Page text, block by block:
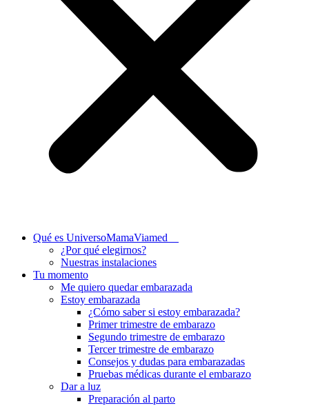
Qué es UniversoMamaViamed
¿Por qué elegirnos?
Nuestras instalaciones
Tu momento
Me quiero quedar embarazada
Estoy embarazada
¿Cómo saber si estoy embarazada?
Primer trimestre de embarazo
Segundo trimestre de embarazo
Tercer trimestre de embarazo
Consejos y dudas para embarazadas
Pruebas médicas durante el embarazo
Dar a luz
Preparación al parto